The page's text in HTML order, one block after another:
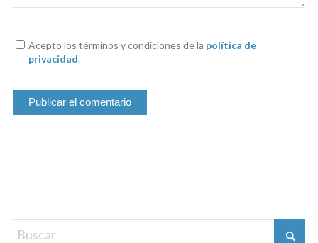
Acepto los términos y condiciones de la política de
privacidad.